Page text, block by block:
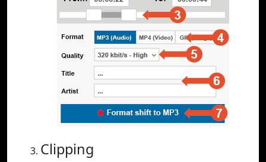
Clipping